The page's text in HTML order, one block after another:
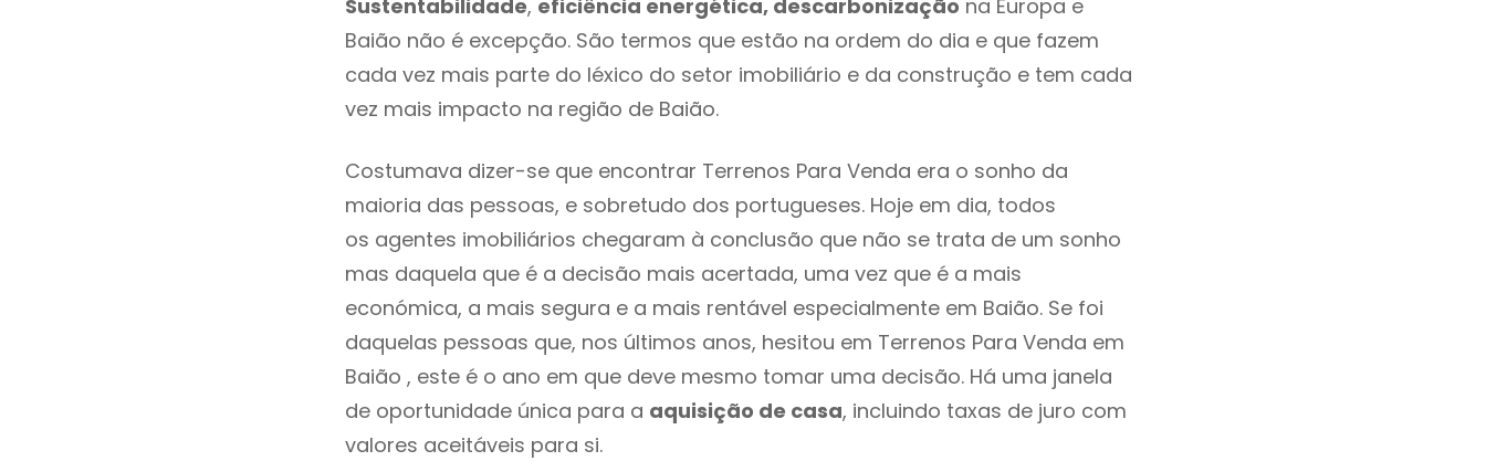
Sustentabilidade, eficiência energética, descarbonização na Europa e
Baião não é excepção. São termos que estão na ordem do dia e que fazem
cada vez mais parte do léxico do setor imobiliário e da construção e tem cada
vez mais impacto na região de Baião.
Costumava dizer-se que encontrar Terrenos Para Venda era o sonho da
maioria das pessoas, e sobretudo dos portugueses. Hoje em dia, todos
os agentes imobiliários chegaram à conclusão que não se trata de um sonho
mas daquela que é a decisão mais acertada, uma vez que é a mais
económica, a mais segura e a mais rentável especialmente em Baião. Se foi
daquelas pessoas que, nos últimos anos, hesitou em Terrenos Para Venda em
Baião , este é o ano em que deve mesmo tomar uma decisão. Há uma janela
de oportunidade única para a aquisição de casa, incluindo taxas de juro com
valores aceitáveis para si.